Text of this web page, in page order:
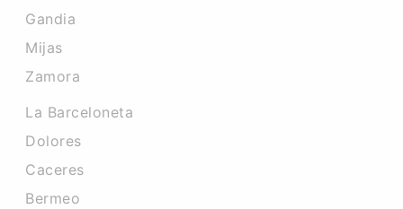
Gandia
Mijas
Zamora
La Barceloneta
Dolores
Caceres‎
Bermeo